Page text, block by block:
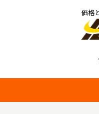
価格